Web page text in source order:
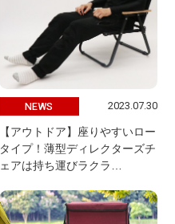
NEWS 2023.07.30
【アウトドア】座りやすいロー
タイプ！薄型ディレクターズチ
ェアは持ち運びラクラ…